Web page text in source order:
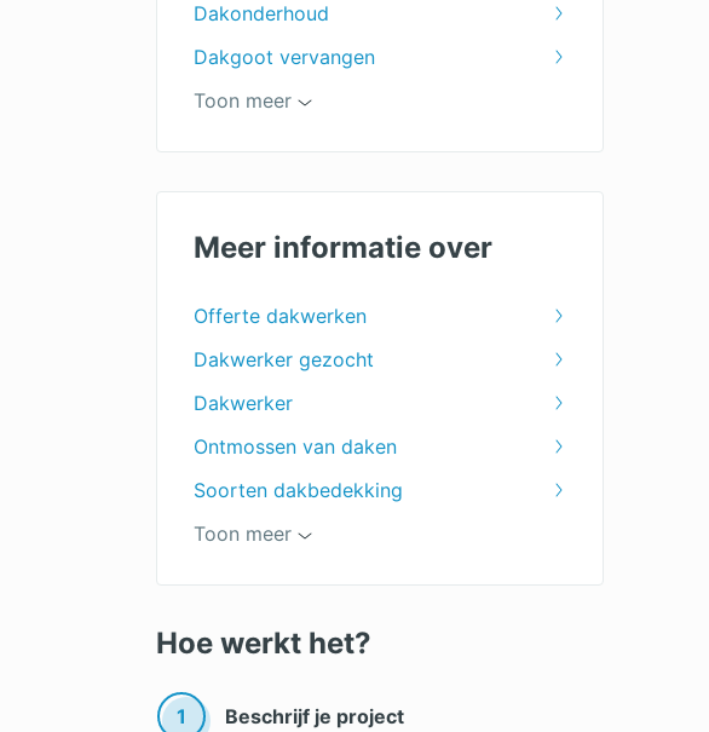
Dakonderhoud
Dakgoot vervangen
Prijs dakpannen per m2
Dakreparatie
Dakbedekking tuinhuis
Rietdekker
EPDM dakbedekking
Bitumen dakbedekking
Dakpannen
Toon meer
Meer informatie over
Offerte dakwerken
Dakwerker gezocht
Dakwerker
Ontmossen van daken
Soorten dakbedekking
Soorten dakpannen
Premie dakrenovatie
Toon meer
Hoe werkt het?
1
Beschrijf je project